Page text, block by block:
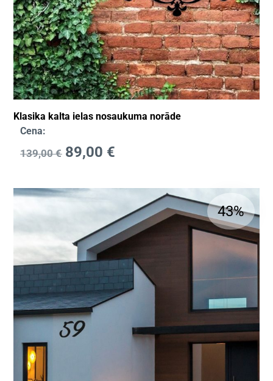
Klasika kalta ielas nosaukuma norāde
Cena:
139,00€ 89,00 €
43%